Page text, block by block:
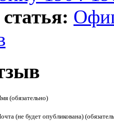
(обязательно)
(не будет опубликована)